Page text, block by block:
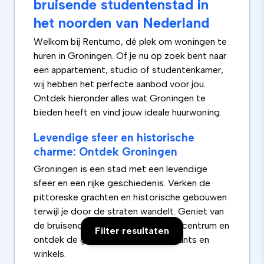
Filter resultaten
bruisende studentenstad in
het noorden van Nederland
Welkom bij Rentumo, dé plek om woningen te
huren in Groningen. Of je nu op zoek bent naar
een appartement, studio of studentenkamer,
wij hebben het perfecte aanbod voor jou.
Ontdek hieronder alles wat Groningen te
bieden heeft en vind jouw ideale huurwoning.
Levendige sfeer en historische
charme: Ontdek Groningen
Groningen is een stad met een levendige
sfeer en een rijke geschiedenis. Verken de
pittoreske grachten en historische gebouwen
terwijl je door de straten wandelt. Geniet van
de bruisende energie van het stadscentrum en
ontdek de gezellige cafés, restaurants en
winkels.